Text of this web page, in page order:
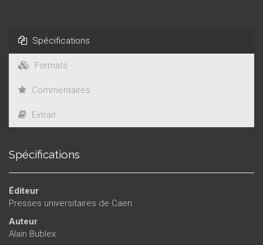
Spécifications
Formats
Commentaires
Extrait
Spécifications
Éditeur
Presses universitaires de Caen
Auteur
Alain Bublex